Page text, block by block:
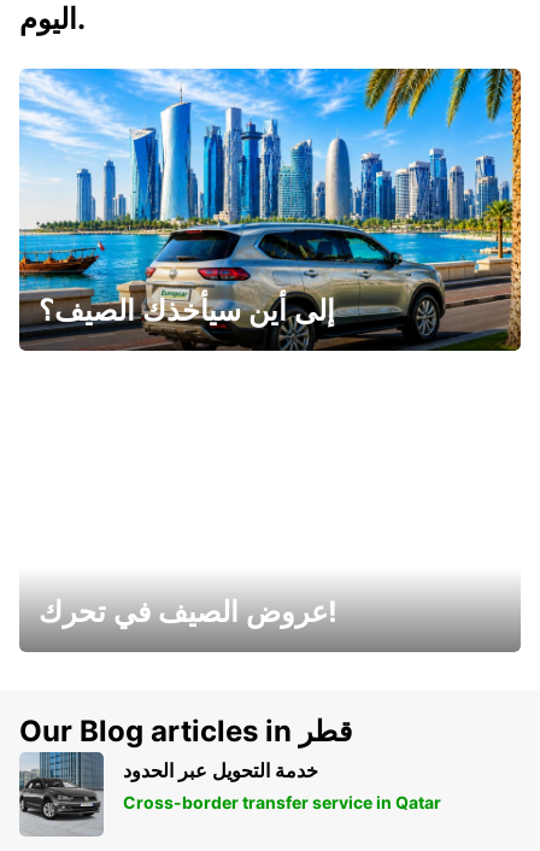
اليوم.
إلى أين سيأخذك الصيف؟
عروض الصيف في تحرك!
Our Blog articles in قطر
خدمة التحويل عبر الحدود
Cross-border transfer service in Qatar